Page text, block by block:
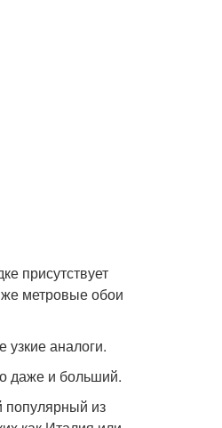
присутствует
метровые обои
аналоги.
даже и больший.
популярный из